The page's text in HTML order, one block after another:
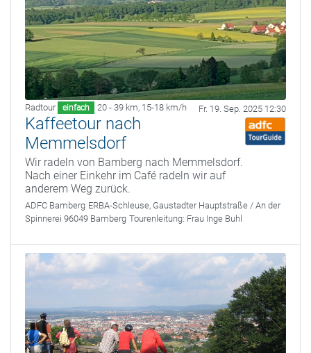
Radtour einfach 20 - 39 km, 15-18 km/h Fr. 19. Sep. 2025 12:30
Kaffeetour nach
Memmelsdorf
Wir radeln von Bamberg nach Memmelsdorf.
Nach einer Einkehr im Café radeln wir auf
anderem Weg zurück.
ADFC Bamberg ERBA-Schleuse, Gaustadter Hauptstraße / An der
Spinnerei 96049 Bamberg Tourenleitung: Frau Inge Buhl